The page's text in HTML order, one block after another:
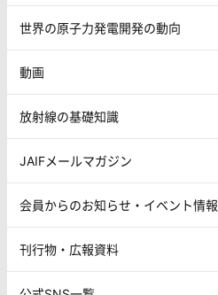
世界の原子力発電開発の動向
動画
放射線の基礎知識
JAIFメールマガジン
会員からのお知らせ・イベント情報
刊行物・広報資料